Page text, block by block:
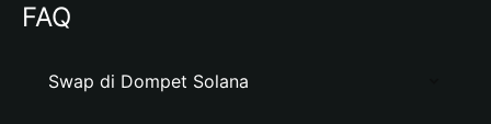
FAQ
Swap di Dompet Solana